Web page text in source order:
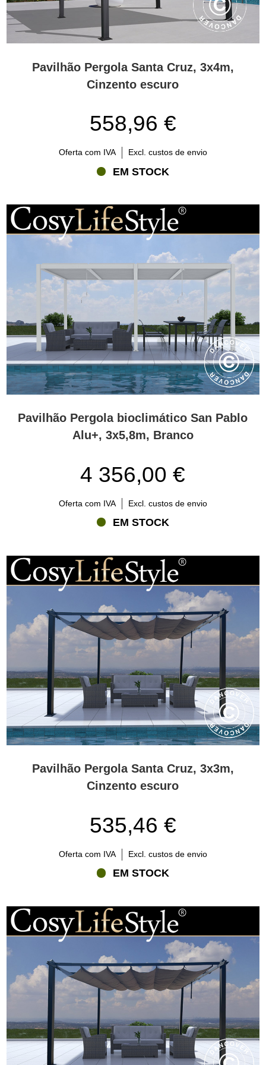
Pavilhão Pergola Santa Cruz, 3x4m,
Cinzento escuro
558,96 €
Oferta com IVA Excl. custos de envio
EM STOCK
Pavilhão Pergola bioclimático San Pablo
Alu+, 3x5,8m, Branco
4 356,00 €
Oferta com IVA Excl. custos de envio
EM STOCK
Pavilhão Pergola Santa Cruz, 3x3m,
Cinzento escuro
535,46 €
Oferta com IVA Excl. custos de envio
EM STOCK